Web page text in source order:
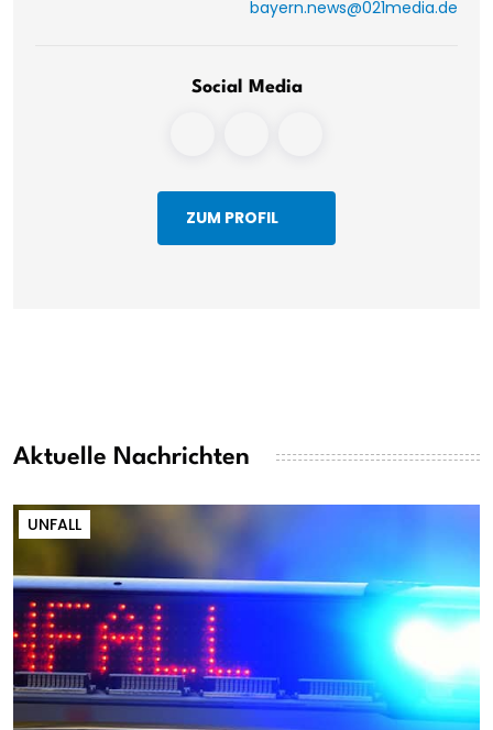
bayern.news@021media.de
Social Media
ZUM PROFIL
Aktuelle Nachrichten
UNFALL